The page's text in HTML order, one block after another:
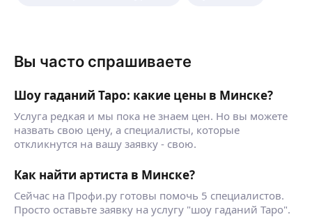
Вы часто спрашиваете
Шоу гаданий Таро: какие цены в Минске?
Услуга редкая и мы пока не знаем цен. Но вы можете
назвать свою цену, а специалисты, которые
откликнутся на вашу заявку - свою.
Как найти артиста в Минске?
Сейчас на Профи.ру готовы помочь 5 специалистов.
Просто оставьте заявку на услугу "шоу гаданий Таро".